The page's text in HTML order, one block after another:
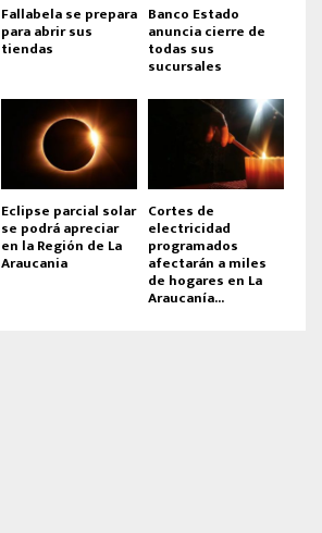
Fallabela se prepara
para abrir sus
tiendas
Banco Estado
anuncia cierre de
todas sus
sucursales
Eclipse parcial solar
se podrá apreciar
en la Región de La
Araucania
Cortes de
electricidad
programados
afectarán a miles
de hogares en La
Araucanía...